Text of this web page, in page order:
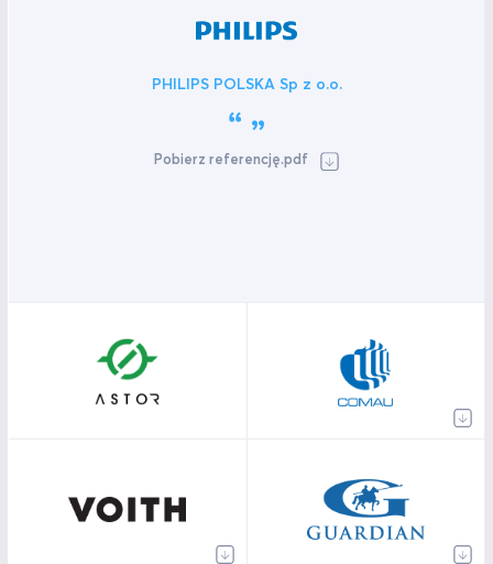
PHILIPS POLSKA Sp z o.o.
Pobierz referencję.pdf